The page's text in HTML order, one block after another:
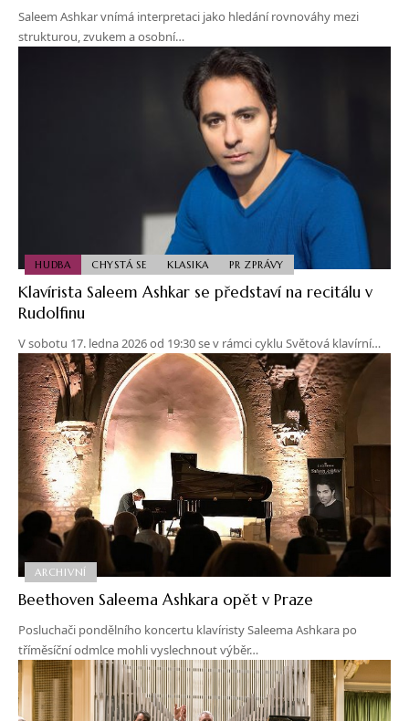
Saleem Ashkar vnímá interpretaci jako hledání rovnováhy mezi
strukturou, zvukem a osobní…
HUDBA CHYSTÁ SE KLASIKA PR ZPRÁVY
Klavírista Saleem Ashkar se představí na recitálu v
Rudolfinu
V sobotu 17. ledna 2026 od 19:30 se v rámci cyklu Světová klavírní…
ARCHIVNÍ
Beethoven Saleema Ashkara opět v Praze
Posluchači pondělního koncertu klavíristy Saleema Ashkara po
tříměsíční odmlce mohli vyslechnout výběr…